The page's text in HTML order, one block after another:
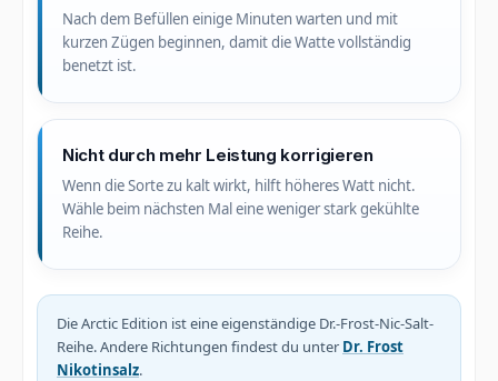
Nach dem Befüllen einige Minuten warten und mit
kurzen Zügen beginnen, damit die Watte vollständig
benetzt ist.
Nicht durch mehr Leistung korrigieren
Wenn die Sorte zu kalt wirkt, hilft höheres Watt nicht.
Wähle beim nächsten Mal eine weniger stark gekühlte
Reihe.
Die Arctic Edition ist eine eigenständige Dr.-Frost-Nic-Salt-
Reihe. Andere Richtungen findest du unter Dr. Frost
Nikotinsalz.